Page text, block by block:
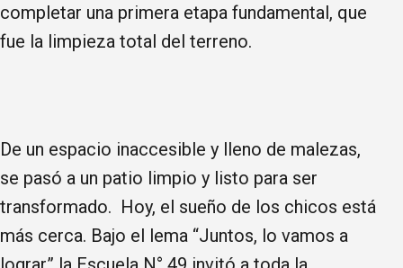
completar una primera etapa fundamental, que
fue la limpieza total del terreno.
De un espacio inaccesible y lleno de malezas,
se pasó a un patio limpio y listo para ser
transformado. ​Hoy, el sueño de los chicos está
más cerca. Bajo el lema “Juntos, lo vamos a